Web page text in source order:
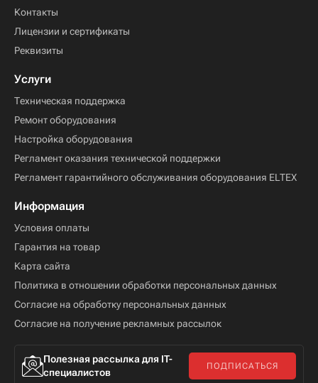
Контакты
Лицензии и сертификаты
Реквизиты
Услуги
Техническая поддержка
Ремонт оборудования
Настройка оборудования
Регламент оказания технической поддержки
Регламент гарантийного обслуживания оборудования ELTEX
Информация
Условия оплаты
Гарантия на товар
Карта сайта
Политика в отношении обработки персональных данных
Согласие на обработку персональных данных
Согласие на получение рекламных рассылок
Полезная рассылка для IT-
специалистов
ПОДПИСАТЬСЯ